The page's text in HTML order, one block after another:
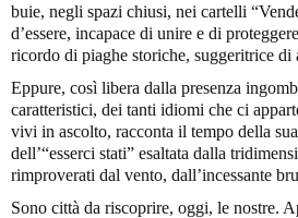
buie, negli spazi chiusi, nei cartelli
d’essere, incapace di unire e di
ricordo di piaghe storiche, suggeritrice di
Eppure, così libera dalla presenza
caratteristici, dei tanti idiomi che ci
vivi in ascolto, racconta il tempo della
dell’“esserci stati” esaltata dalla
rimproverati dal vento, dall’incessante
Sono città da riscoprire, oggi, le nostre.